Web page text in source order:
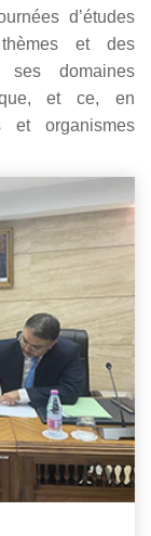
d’études
et des
ses domaines
et ce, en
et organismes